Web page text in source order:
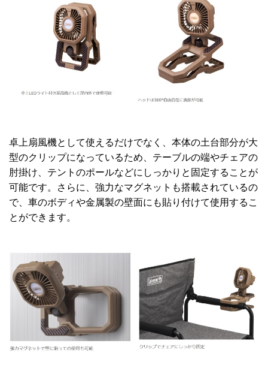
卓上扇風機として使えるだけでなく、本体の土台部分が大
型のクリップになっているため、テーブルの端やチェアの
肘掛け、テントのポールなどにしっかりと固定することが
可能です。さらに、強力なマグネットも搭載されているの
で、車のボディや金属製の壁面にも貼り付けて使用するこ
とができます。